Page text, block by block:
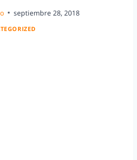
septiembre 28, 2018